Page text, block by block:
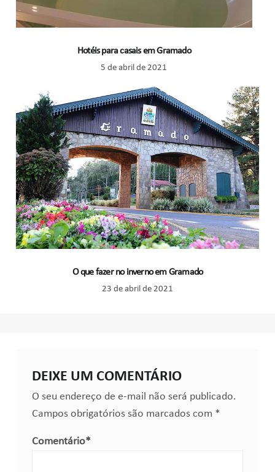
Hotéis para casais em Gramado
5 de abril de 2021
O que fazer no inverno em Gramado
23 de abril de 2021
DEIXE UM COMENTÁRIO
O seu endereço de e-mail não será publicado.
Campos obrigatórios são marcados com *
Comentário*